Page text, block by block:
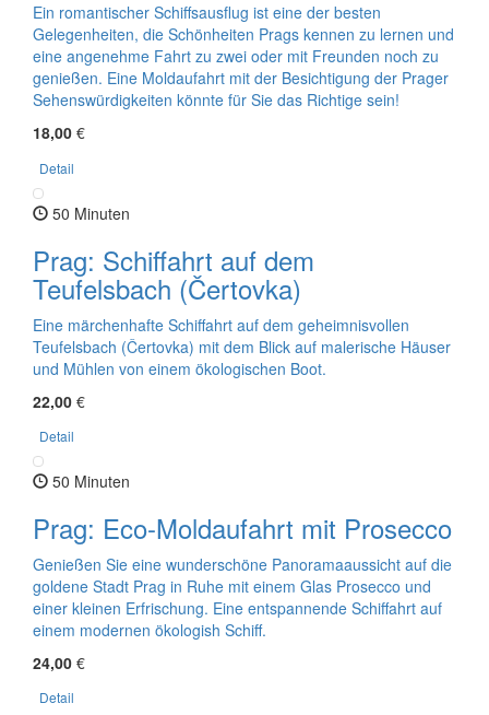
Ein romantischer Schiffsausflug ist eine der besten
Gelegenheiten, die Schönheiten Prags kennen zu lernen und
eine angenehme Fahrt zu zwei oder mit Freunden noch zu
genießen. Eine Moldaufahrt mit der Besichtigung der Prager
Sehenswürdigkeiten könnte für Sie das Richtige sein!
18,00 €
Detail
50 Minuten
Prag: Schiffahrt auf dem
Teufelsbach (Čertovka)
Eine märchenhafte Schiffahrt auf dem geheimnisvollen
Teufelsbach (Čertovka) mit dem Blick auf malerische Häuser
und Mühlen von einem ökologischen Boot.
22,00 €
Detail
50 Minuten
Prag: Eco-Moldaufahrt mit Prosecco
Genießen Sie eine wunderschöne Panoramaaussicht auf die
goldene Stadt Prag in Ruhe mit einem Glas Prosecco und
einer kleinen Erfrischung. Eine entspannende Schiffahrt auf
einem modernen ökologish Schiff.
24,00 €
Detail